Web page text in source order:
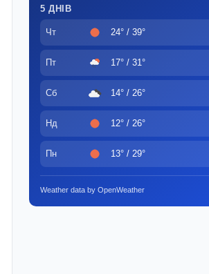
5 ДНІВ
Чт 24° / 39°
Пт 17° / 31°
Сб 14° / 26°
Нд 12° / 26°
Пн 13° / 29°
Weather data by OpenWeather